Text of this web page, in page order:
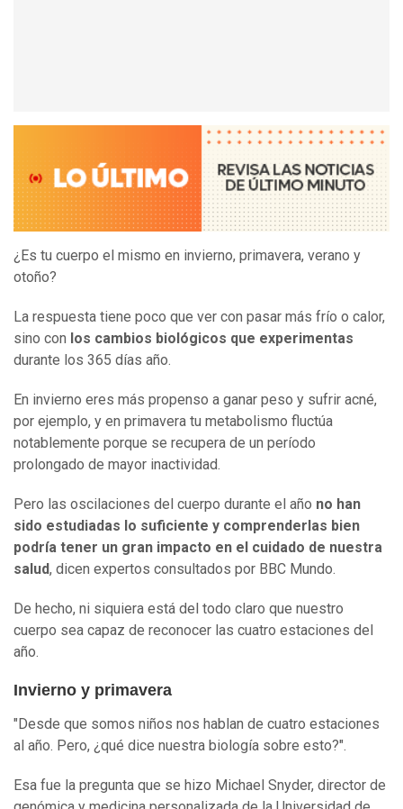
¿Es tu cuerpo el mismo en invierno, primavera, verano y
otoño?
La respuesta tiene poco que ver con pasar más frío o calor,
sino con los cambios biológicos que experimentas
durante los 365 días año.
En invierno eres más propenso a ganar peso y sufrir acné,
por ejemplo, y en primavera tu metabolismo fluctúa
notablemente porque se recupera de un período
prolongado de mayor inactividad.
Pero las oscilaciones del cuerpo durante el año no han
sido estudiadas lo suficiente y comprenderlas bien
podría tener un gran impacto en el cuidado de nuestra
salud, dicen expertos consultados por BBC Mundo.
De hecho, ni siquiera está del todo claro que nuestro
cuerpo sea capaz de reconocer las cuatro estaciones del
año.
Invierno y primavera
"Desde que somos niños nos hablan de cuatro estaciones
al año. Pero, ¿qué dice nuestra biología sobre esto?".
Esa fue la pregunta que se hizo Michael Snyder, director de